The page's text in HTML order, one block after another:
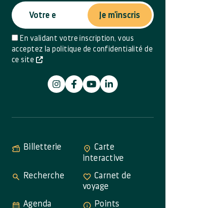
En validant votre inscription, vous
acceptez la politique de confidentialité de
ce site
Je m'inscris
Billetterie
Carte
interactive
Recherche
Carnet de
voyage
Agenda
Points